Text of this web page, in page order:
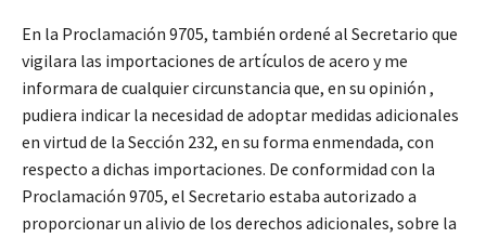
En la Proclamación 9705, también ordené al Secretario que
vigilara las importaciones de artículos de acero y me
informara de cualquier circunstancia que, en su opinión ,
pudiera indicar la necesidad de adoptar medidas adicionales
en virtud de la Sección 232, en su forma enmendada, con
respecto a dichas importaciones. De conformidad con la
Proclamación 9705, el Secretario estaba autorizado a
proporcionar un alivio de los derechos adicionales, sobre la